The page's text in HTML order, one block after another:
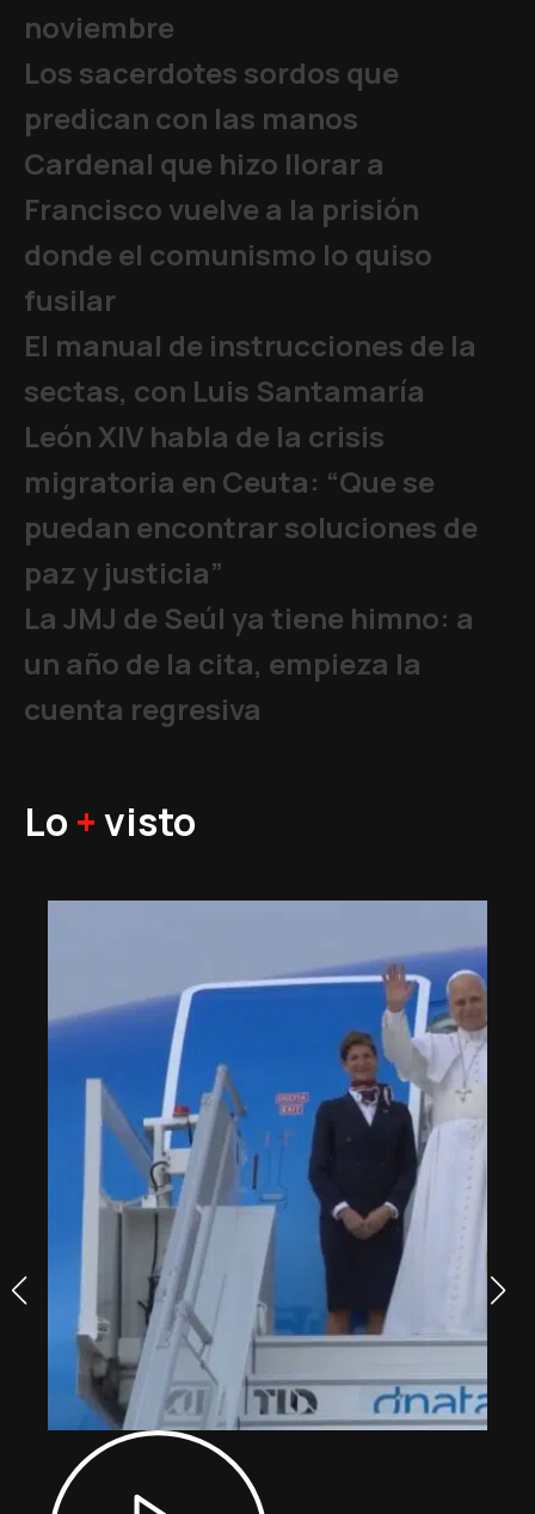
noviembre
Los sacerdotes sordos que
predican con las manos
Cardenal que hizo llorar a
Francisco vuelve a la prisión
donde el comunismo lo quiso
fusilar
El manual de instrucciones de la
sectas, con Luis Santamaría
León XIV habla de la crisis
migratoria en Ceuta: “Que se
puedan encontrar soluciones de
paz y justicia”
La JMJ de Seúl ya tiene himno: a
un año de la cita, empieza la
cuenta regresiva
Lo +visto